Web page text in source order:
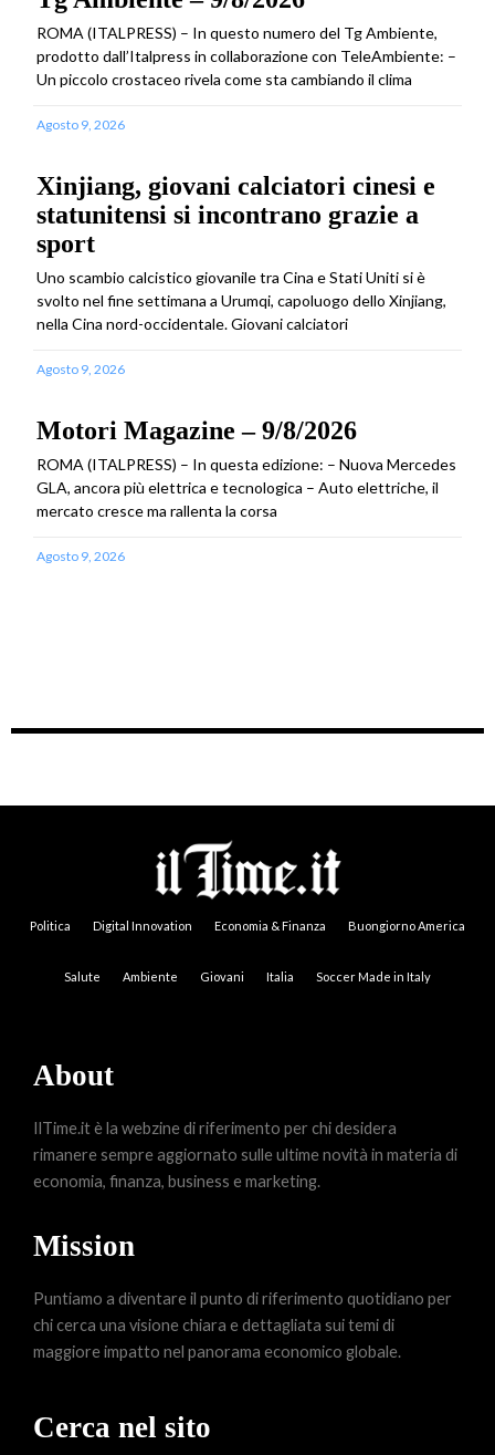
ROMA (ITALPRESS) – In questo numero del Tg Ambiente,
prodotto dall’Italpress in collaborazione con TeleAmbiente: –
Un piccolo crostaceo rivela come sta cambiando il clima
Agosto 9, 2026
Xinjiang, giovani calciatori cinesi e
statunitensi si incontrano grazie a
sport
Uno scambio calcistico giovanile tra Cina e Stati Uniti si è
svolto nel fine settimana a Urumqi, capoluogo dello Xinjiang,
nella Cina nord-occidentale. Giovani calciatori
Agosto 9, 2026
Motori Magazine – 9/8/2026
ROMA (ITALPRESS) – In questa edizione: – Nuova Mercedes
GLA, ancora più elettrica e tecnologica – Auto elettriche, il
mercato cresce ma rallenta la corsa
Agosto 9, 2026
Politica Digital Innovation Economia & Finanza Buongiorno America
Salute Ambiente Giovani Italia Soccer Made in Italy
About
IlTime.it è la webzine di riferimento per chi desidera
rimanere sempre aggiornato sulle ultime novità in materia di
economia, finanza, business e marketing.
Mission
Puntiamo a diventare il punto di riferimento quotidiano per
chi cerca una visione chiara e dettagliata sui temi di
maggiore impatto nel panorama economico globale.
Cerca nel sito